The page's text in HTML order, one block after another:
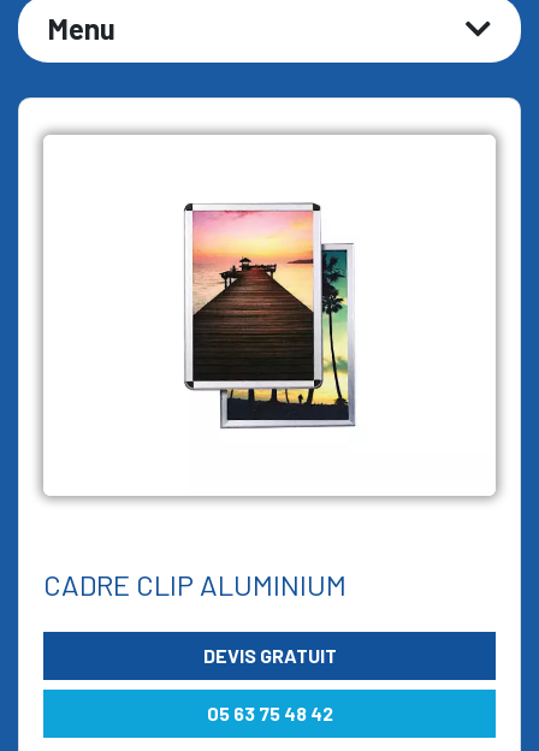
Menu
CADRE CLIP ALUMINIUM
DEVIS GRATUIT
05 63 75 48 42